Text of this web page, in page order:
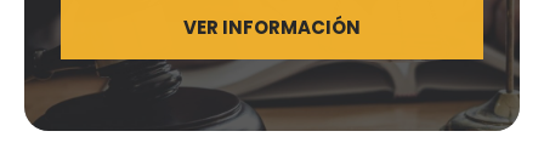
VER INFORMACIÓN